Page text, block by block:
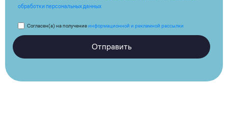
обработки персональных данных
Согласен(а) на получениеинформационной и рекламной рассылки
Отправить